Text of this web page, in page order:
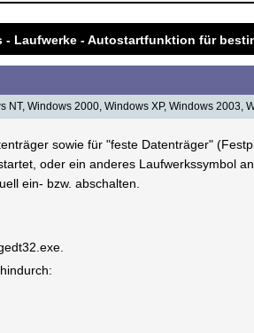
- Laufwerke - Autostartfunktion für
Windows 2000, Windows XP, Windows 2003,
sowie für "feste Datenträger"
oder ein anderes Laufwerkssymbol
ein- bzw. abschalten.